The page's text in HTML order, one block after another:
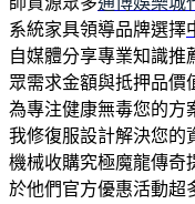
系統家具領導品牌選擇
自媒體分享專業知識推
眾需求金額與抵押品價
為專注健康無毒您的方
我修復服設計解決您的
機械收購究極魔龍傳奇
於他們官方優惠活動超